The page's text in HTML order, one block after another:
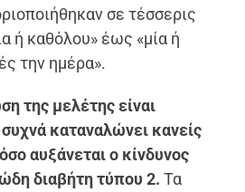
σε τέσσερις
ή καθόλου» έως «μία ή
την ημέρα».
της μελέτης είναι
καταναλώνει κανείς
αυξάνεται ο κίνδυνος
διαβήτη τύπου 2. Τα